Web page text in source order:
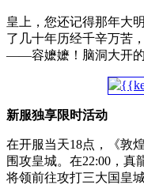
皇上，您还记得那年大
了几十年历经千辛万苦
——容嬷嬷！脑洞大开的
新服独享限时活动
在开服当天18点，《敦
围攻皇城。在22:00，真
将领前往攻打三大国皇